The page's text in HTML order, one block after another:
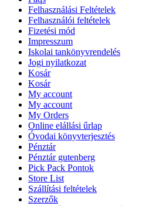
Felhasználási Feltételek
Felhasználói feltételek
Fizetési mód
Impresszum
Iskolai tankönyvrendelés
Jogi nyilatkozat
Kosár
Kosár
My account
My account
My Orders
Online elállási űrlap
Óvodai könyvterjesztés
Pénztár
Pénztár gutenberg
Pick Pack Pontok
Store List
Szállítási feltételek
Szerzők